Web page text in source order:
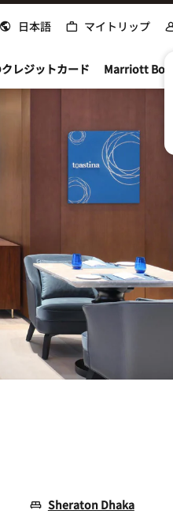
日本語 マイトリップ
レジットカード Marriott
Sheraton Dhaka